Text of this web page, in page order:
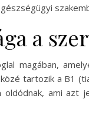
a
magában,
tartozik a B1
oldódnak, ami